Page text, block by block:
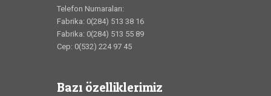
Telefon Numaraları:
Fabrika: 0(284) 513 38 16
Fabrika: 0(284) 513 55 89
Cep: 0(532) 224 97 45
Bazı özelliklerimiz